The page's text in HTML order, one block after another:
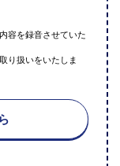
容を録音させていた
り扱いをいたしま